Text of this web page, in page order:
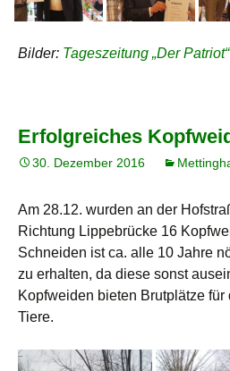
Bilder: Tageszeitung „Der Patriot“
Erfolgreiches
30. Dezember 2016
Am 28.12. wurden an der
Richtung Lippebrücke 16
Schneiden ist ca. alle 10 Jahre
zu erhalten, da diese sonst
Kopfweiden bieten Brutplätze
Tiere.